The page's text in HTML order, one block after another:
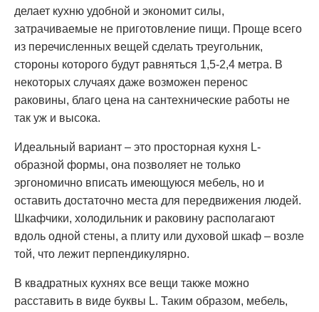
делает кухню удобной и экономит силы,
затрачиваемые не приготовление пищи. Проще всего
из перечисленных вещей сделать треугольник,
стороны которого будут равняться 1,5-2,4 метра. В
некоторых случаях даже возможен перенос
раковины, благо цена на сантехнические работы не
так уж и высока.
Идеальный вариант – это просторная кухня L-
образной формы, она позволяет не только
эргономично вписать имеющуюся мебель, но и
оставить достаточно места для передвижения людей.
Шкафчики, холодильник и раковину располагают
вдоль одной стены, а плиту или духовой шкаф – возле
той, что лежит перпендикулярно.
В квадратных кухнях все вещи также можно
расставить в виде буквы L. Таким образом, мебель,